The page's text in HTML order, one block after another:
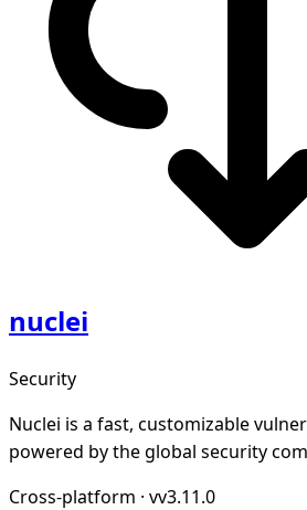
nuclei
Security
Nuclei is a fast, customizable
powered by the global security
Cross-platform · vv3.11.0